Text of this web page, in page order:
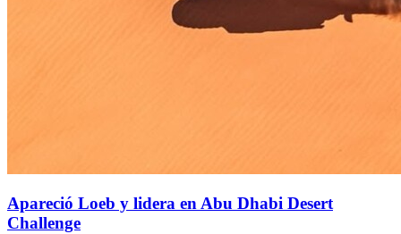
Apareció Loeb y lidera en Abu Dhabi Desert
Challenge